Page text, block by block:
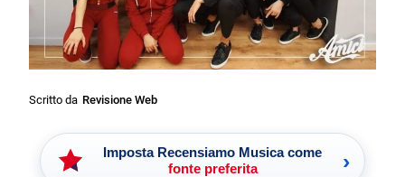
Scritto da Revisione Web
Imposta Recensiamo Musica come
fonte preferita
›